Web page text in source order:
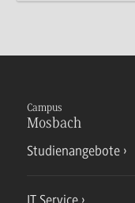
Campus
Mosbach
Studienangebote
IT Service